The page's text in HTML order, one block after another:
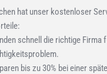
hat unser kostenloser
schnell die richtige Firma
bis zu 30% bei einer